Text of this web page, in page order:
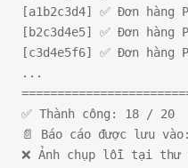
[a1b2c3d4] ✅ Đơn hàng
[b2c3d4e5] ✅ Đơn hàng
[c3d4e5f6] ✅ Đơn hàng
...
✅ Thành công: 18 / 20
📄 Báo cáo được lưu
❌ Ảnh chụp lỗi tại thư